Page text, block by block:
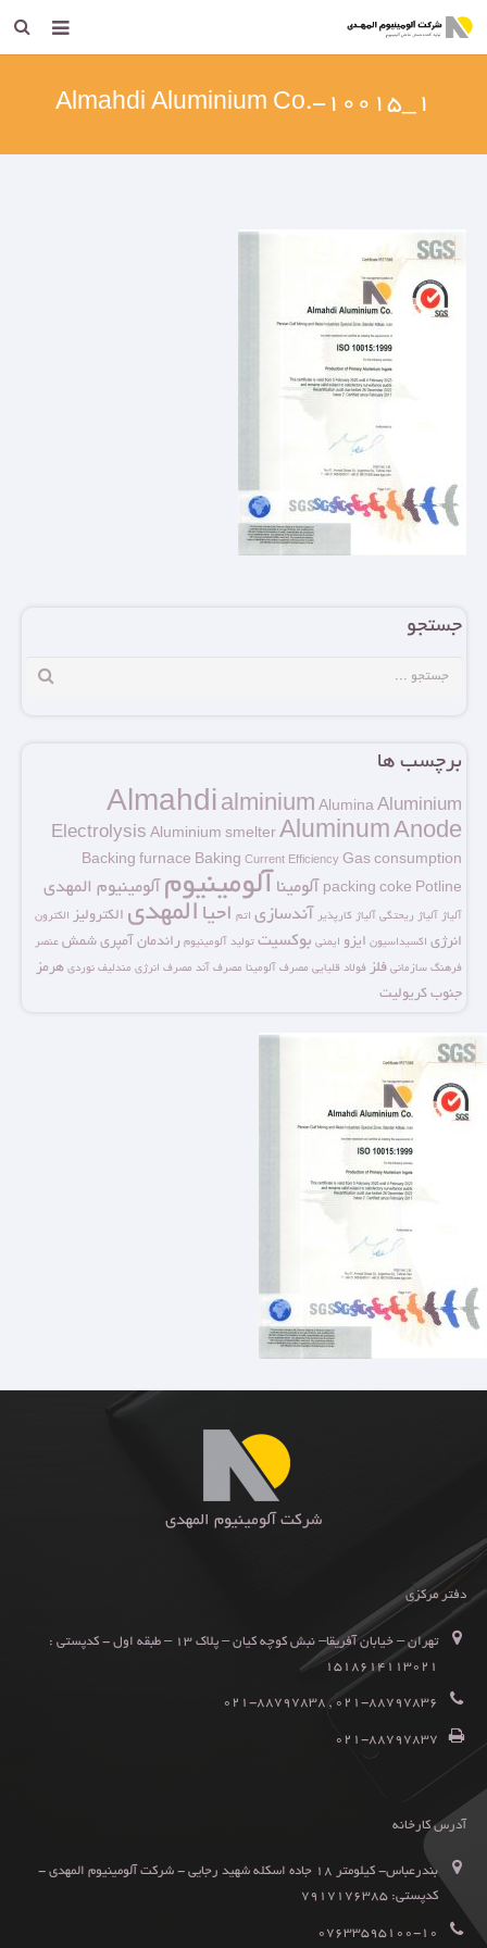
برنامه ریزی راهبردی
تحقیق و توسعه
بهینه سازی مصرف انرژی
ایمنی ، بهداشت و محیط زیست
Almahdi Aluminium Co.-۱۰۰۱۵_۱
جستجو
برچسب ها
Almahdi alminium Alumina Aluminium
Electrolysis Aluminium smelter AluminumAnode
Backing furnace Baking Current Efficiency Gas consumption
packing coke Potline آلومینا آلومینیوم آلومینیوم المهدی
آلیاژ آلیاژ ریحتگی آلیاژ کارپذیر آندسازی اتم احیا المهدی الکترولیز الکترون
انرژی اکسیداسیون ایزو ایمنی بوکسیت تولید آلومینیوم راندمان آمپری شمش عنصر
فرهنگ سازمانی فلز فولاد قلیایی مصرف آلومینا مصرف آند مصرف انرژی مندلیف نوردی هرمز
جنوب کریولیت
شرکت آلومینیوم المهدی
دفتر مرکزی
تهران – خیابان آفریقا– نبش کوچه کیان – پلاک ۱۳ – طبقه اول - کدپستی :
۱۵۱۸۶۱۴۱۱۳۰۲۱
۰۲۱-۸۸۷۹۷۸۳۶ , ۰۲۱-۸۸۷۹۷۸۳۸
۰۲۱-۸۸۷۹۷۸۳۷
آدرس کارخانه
بندرعباس- کیلومتر ۱۸ جاده اسکله شهید رجایی - شرکت آلومینیوم المهدی -
کدپستی: ۷۹۱۷۱۷۶۳۸۵
07633595100-۱۰